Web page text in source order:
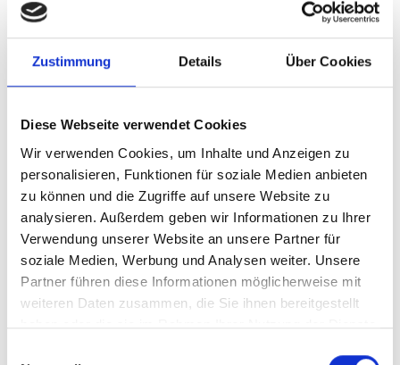
Zustimmung Details Über Cookies
Diese Webseite verwendet Cookies
Wir verwenden Cookies, um Inhalte und Anzeigen zu
personalisieren, Funktionen für soziale Medien anbieten
zu können und die Zugriffe auf unsere Website zu
analysieren. Außerdem geben wir Informationen zu Ihrer
Verwendung unserer Website an unsere Partner für
soziale Medien, Werbung und Analysen weiter. Unsere
Partner führen diese Informationen möglicherweise mit
weiteren Daten zusammen, die Sie ihnen bereitgestellt
haben oder die sie im Rahmen Ihrer Nutzung der Dienste
wie der Inhalt selbst. Jeder Prüfer hat
eigene Erwartungen, und unsere
Schulung ist so konzipiert, dass sie dir
deiner individuellen Vorlage zeigt,
anstatt eine Einheitslösung zu bieten.
Der Prozess des wissenschaftlichen
Schreibens kann ohne das richtige
Wissen eine große Herausforderung
darstellen. Jedoch, ausgestattet mit
denTechniken und Strategiendieses
Kurses, wird die Formatierung deiner